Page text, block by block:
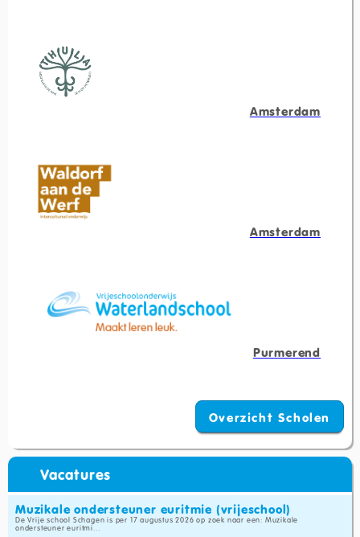
Amsterdam
Amsterdam
Purmerend
Overzicht Scholen
Vacatures
Muzikale ondersteuner euritmie (vrijeschool)
De Vrije school Schagen is per 17 augustus 2026 op zoek naar een: Muzikale
ondersteuner euritmi...